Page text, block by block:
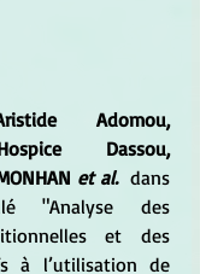
Adomou,
Dassou,
et al.
  dans
"Analyse des
et des
à l’utilisation de